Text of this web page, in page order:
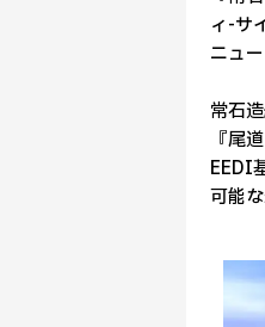
ィ-サ
ニュ
常石
『尾
EEDI
可能